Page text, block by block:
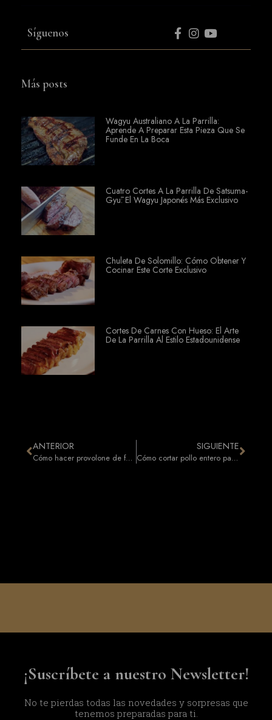
Síguenos
Más posts
Wagyu Australiano A La Parrilla:
Aprende A Preparar Esta Pieza Que Se
Funde En La Boca
Cuatro Cortes A La Parrilla De Satsuma-
Gyū: El Wagyu Japonés Más Exclusivo
Chuleta De Solomillo: Cómo Obtener Y
Cocinar Este Corte Exclusivo
Cortes De Carnes Con Hueso: El Arte
De La Parrilla Al Estilo Estadounidense
ANTERIOR
Cómo hacer provolone de forma sencilla: una delicia fundida en la parrilla
SIGUIENTE
Cómo cortar pollo entero para asarlo en la parrilla: los tres métodos de Javier Brichetto
¡Suscríbete a nuestro Newsletter!
No te pierdas todas las novedades y sorpresas que
tenemos preparadas para ti.